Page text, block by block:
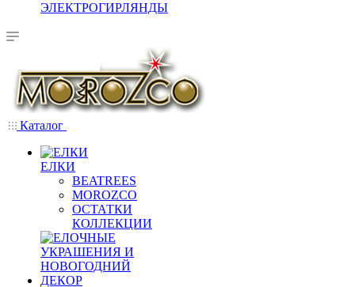
ЭЛЕКТРОГИРЛЯНДЫ
Каталог
ЕЛКИ
BEATREES
MOROZCO
ОСТАТКИ
КОЛЛЕКЦИИ